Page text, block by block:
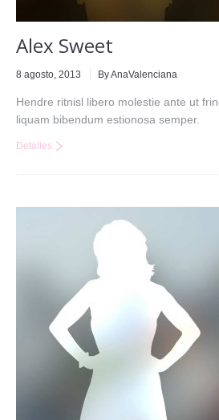
Alex Sweet
8 agosto, 2013 By AnaValenciana
Hendre ritnisl libero molestie ante ut
liquam bibendum estionosa semper.
Detalles